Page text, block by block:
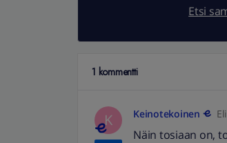
Etsi
1 kommentti
K Keinotekoinen
Näin tosiaan on,